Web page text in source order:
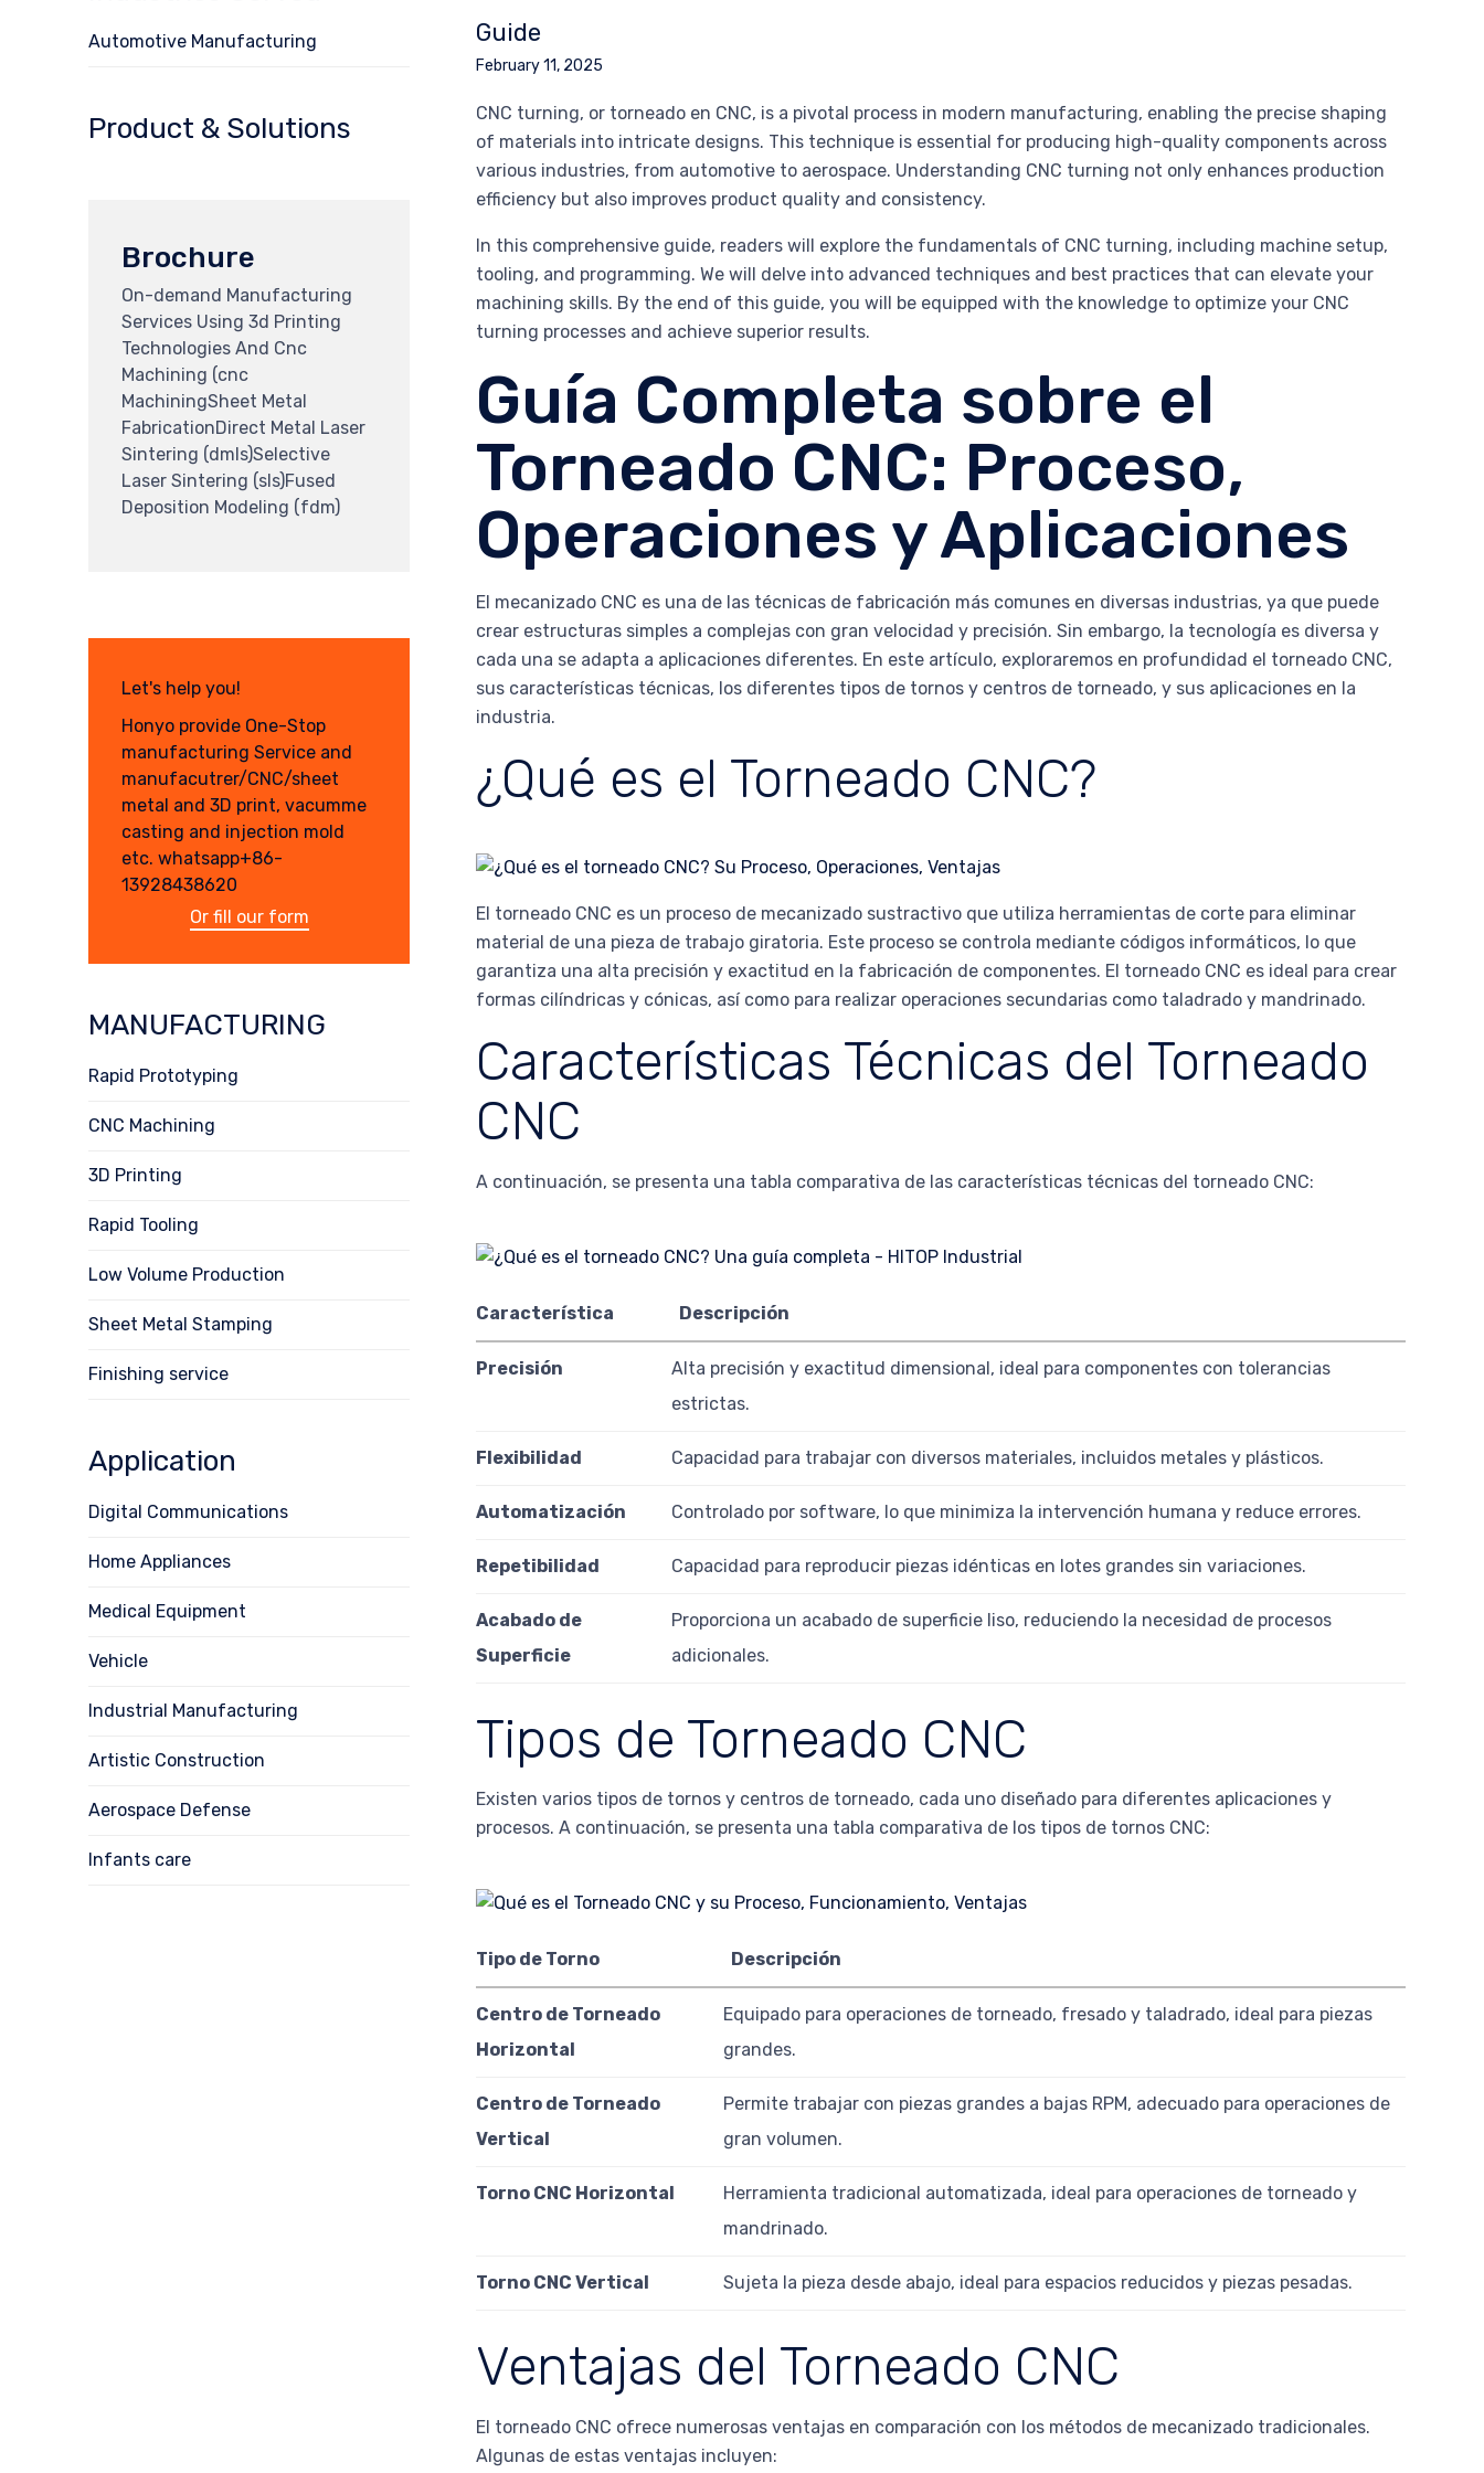
Guide
February 11, 2025
CNC turning, or torneado en CNC, is a pivotal process in modern manufacturing, enabling the precise shaping
of materials into intricate designs. This technique is essential for producing high-quality components across
various industries, from automotive to aerospace. Understanding CNC turning not only enhances production
efficiency but also improves product quality and consistency.
In this comprehensive guide, readers will explore the fundamentals of CNC turning, including machine setup,
tooling, and programming. We will delve into advanced techniques and best practices that can elevate your
machining skills. By the end of this guide, you will be equipped with the knowledge to optimize your CNC
turning processes and achieve superior results.
Guía Completa sobre el
Torneado CNC: Proceso,
Operaciones y Aplicaciones
El mecanizado CNC es una de las técnicas de fabricación más comunes en diversas industrias, ya que puede
crear estructuras simples a complejas con gran velocidad y precisión. Sin embargo, la tecnología es diversa y
cada una se adapta a aplicaciones diferentes. En este artículo, exploraremos en profundidad el torneado CNC,
sus características técnicas, los diferentes tipos de tornos y centros de torneado, y sus aplicaciones en la
industria.
¿Qué es el Torneado CNC?
El torneado CNC es un proceso de mecanizado sustractivo que utiliza herramientas de corte para eliminar
material de una pieza de trabajo giratoria. Este proceso se controla mediante códigos informáticos, lo que
garantiza una alta precisión y exactitud en la fabricación de componentes. El torneado CNC es ideal para crear
formas cilíndricas y cónicas, así como para realizar operaciones secundarias como taladrado y mandrinado.
Características Técnicas del Torneado
CNC
A continuación, se presenta una tabla comparativa de las características técnicas del torneado CNC:
Característica Descripción
Precisión
Alta precisión y exactitud dimensional, ideal para componentes con tolerancias
estrictas.
Flexibilidad Capacidad para trabajar con diversos materiales, incluidos metales y plásticos.
Automatización Controlado por software, lo que minimiza la intervención humana y reduce errores.
Repetibilidad Capacidad para reproducir piezas idénticas en lotes grandes sin variaciones.
Acabado de
Superficie
Proporciona un acabado de superficie liso, reduciendo la necesidad de procesos
adicionales.
Tipos de Torneado CNC
Existen varios tipos de tornos y centros de torneado, cada uno diseñado para diferentes aplicaciones y
procesos. A continuación, se presenta una tabla comparativa de los tipos de tornos CNC:
Tipo de Torno Descripción
Centro de Torneado
Horizontal
Equipado para operaciones de torneado, fresado y taladrado, ideal para piezas
grandes.
Centro de Torneado
Vertical
Permite trabajar con piezas grandes a bajas RPM, adecuado para operaciones de
gran volumen.
Torno CNC Horizontal
Herramienta tradicional automatizada, ideal para operaciones de torneado y
mandrinado.
Torno CNC Vertical Sujeta la pieza desde abajo, ideal para espacios reducidos y piezas pesadas.
Ventajas del Torneado CNC
El torneado CNC ofrece numerosas ventajas en comparación con los métodos de mecanizado tradicionales.
Algunas de estas ventajas incluyen:
Automotive Manufacturing
Product & Solutions
Brochure
On-demand Manufacturing
Services Using 3d Printing
Technologies And Cnc
Machining (cnc
MachiningSheet Metal
FabricationDirect Metal Laser
Sintering (dmls)Selective
Laser Sintering (sls)Fused
Deposition Modeling (fdm)
Let's help you!
Honyo provide One-Stop
manufacturing Service and
manufacutrer/CNC/sheet
metal and 3D print, vacumme
casting and injection mold
etc. whatsapp+86-
13928438620
Or fill our form
MANUFACTURING
Rapid Prototyping
CNC Machining
3D Printing
Rapid Tooling
Low Volume Production
Sheet Metal Stamping
Finishing service
Application
Digital Communications
Home Appliances
Medical Equipment
Vehicle
Industrial Manufacturing
Artistic Construction
Aerospace Defense
Infants care